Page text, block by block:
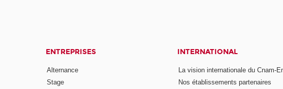
ENTREPRISES
Alternance
Stage
INTERNATIONAL
La vision internationale du Cnam-
Nos établissements partenaires